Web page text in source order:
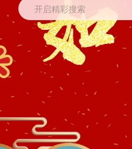
开启精彩搜索